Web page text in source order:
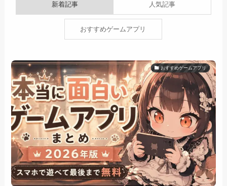
新着記事 人気記事
おすすめゲームアプリ
おすすめゲームアプリ